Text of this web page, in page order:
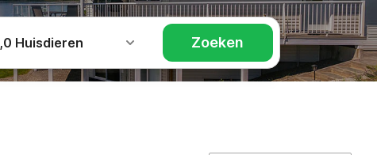
,0 Huisdieren Zoeken